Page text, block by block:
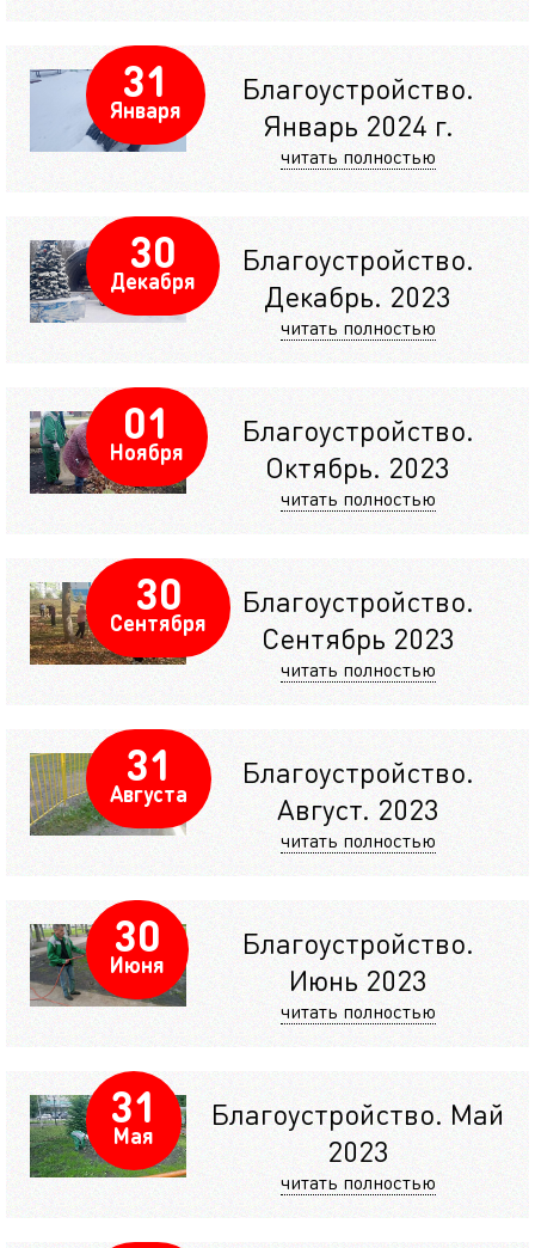
31
Января
Благоустройство.
Январь 2024 г.
читать полностью
30
Декабря
Благоустройство.
Декабрь. 2023
читать полностью
01
Ноября
Благоустройство.
Октябрь. 2023
читать полностью
30
Сентября
Благоустройство.
Сентябрь 2023
читать полностью
31
Августа
Благоустройство.
Август. 2023
читать полностью
30
Июня
Благоустройство.
Июнь 2023
читать полностью
31
Мая
Благоустройство. Май
2023
читать полностью